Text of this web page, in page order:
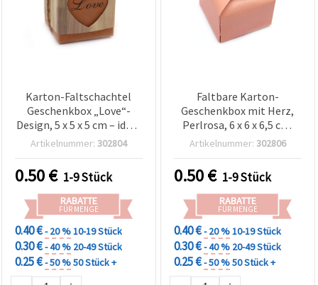
Karton-Faltschachtel
Geschenkbox „Love“-
Design, 5 x 5 x 5 cm – ideal
für Geschenke zu
Jubiläum
Artikelnummer: 302804
0.50€ 1-9 Stück
RABATTE
FÜR MENGE
0.40 €- 20 %10-19 Stück
0.30 €- 40 % 20-49 Stück
0.25 €- 50 %50 Stück +
Faltbare Karton-
Geschenkbox mit Herz,
Perlrosa, 6 x 6 x 6,5 cm,
zum Basteln & DIY
Artikelnummer: 302806
0.50€ 1-9 Stück
RABATTE
FÜR MENGE
0.40 €- 20 %10-19 Stück
0.30 €- 40 % 20-49 Stück
0.25 €- 50 %50 Stück +